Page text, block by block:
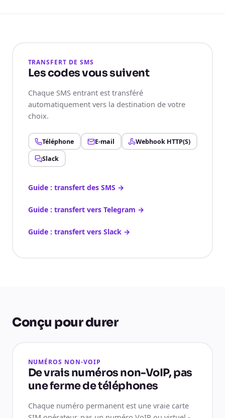
TRANSFERT DE SMS
Les codes vous suivent
Chaque SMS entrant est transféré
automatiquement vers la destination de votre
choix.
Téléphone E-mail
Webhook HTTP(S)
Slack
Guide : transfert des SMS →
Guide : transfert vers Telegram →
Guide : transfert vers Slack→
Conçu pour durer
NUMÉROS NON-VOIP
De vrais numéros non-VoIP, pas
une ferme de téléphones
Chaque numéro permanent est une vraie carte